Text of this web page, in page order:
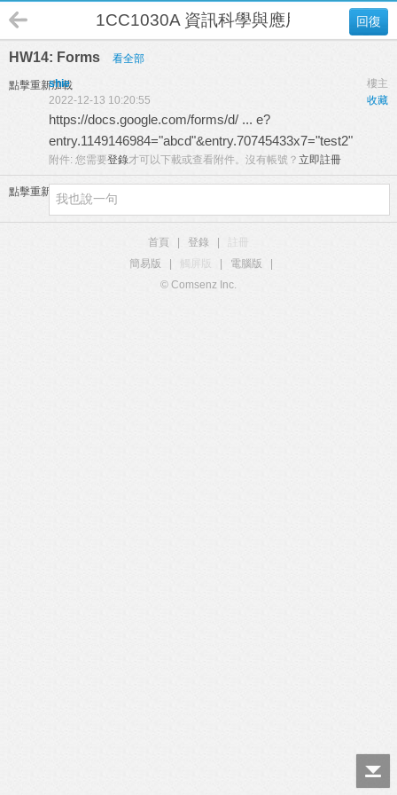
回復
1CC1030A 資訊科學與應用 B班
HW14: Forms 看全部
點擊重新加載 樓主
shie
收藏
2022-12-13 10:20:55
https://docs.google.com/forms/d/ ... e?
entry.1149146984="abcd"&entry.70745433x7="test2"
附件: 您需要登錄才可以下載或查看附件。沒有帳號？ 立即註冊
點擊重新加載
首頁 登錄
簡易版
觸屏版 電腦版
© Comsenz Inc.